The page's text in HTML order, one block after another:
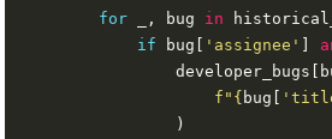
for _, bug in
if bug[ 'assignee'
f " { bug[